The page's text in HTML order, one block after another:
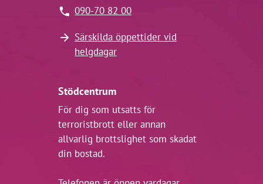
090-70 82 00
Särskilda öppettider vid
helgdagar
Stödcentrum
För dig som utsatts för
terroristbrott eller annan
allvarlig brottslighet som skadat
din bostad.